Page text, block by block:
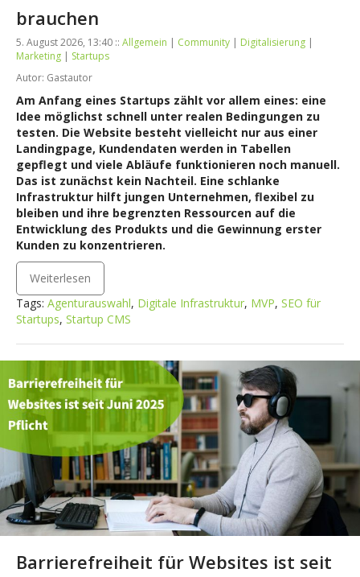
brauchen
5. August 2026, 13:40 :: Allgemein | Community | Digitalisierung |
Marketing | Startups
Autor: Gastautor
Am Anfang eines Startups zählt vor allem eines: eine
Idee möglichst schnell unter realen Bedingungen zu
testen. Die Website besteht vielleicht nur aus einer
Landingpage, Kundendaten werden in Tabellen
gepflegt und viele Abläufe funktionieren noch manuell.
Das ist zunächst kein Nachteil. Eine schlanke
Infrastruktur hilft jungen Unternehmen, flexibel zu
bleiben und ihre begrenzten Ressourcen auf die
Entwicklung des Produkts und die Gewinnung erster
Kunden zu konzentrieren.
Weiterlesen
Tags: Agenturauswahl, Digitale Infrastruktur, MVP, SEO für
Startups, Startup CMS
Barrierefreiheit für Websites ist seit